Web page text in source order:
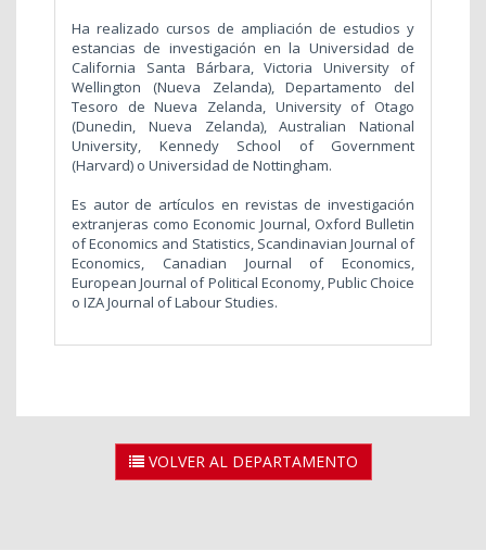
Ha realizado cursos de ampliación de estudios y
estancias de investigación en la Universidad de
California Santa Bárbara, Victoria University of
Wellington (Nueva Zelanda), Departamento del
Tesoro de Nueva Zelanda, University of Otago
(Dunedin, Nueva Zelanda), Australian National
University, Kennedy School of Government
(Harvard) o Universidad de Nottingham.
Es autor de artículos en revistas de investigación
extranjeras como Economic Journal, Oxford Bulletin
of Economics and Statistics, Scandinavian Journal of
Economics, Canadian Journal of Economics,
European Journal of Political Economy, Public Choice
o IZA Journal of Labour Studies.
VOLVER AL DEPARTAMENTO